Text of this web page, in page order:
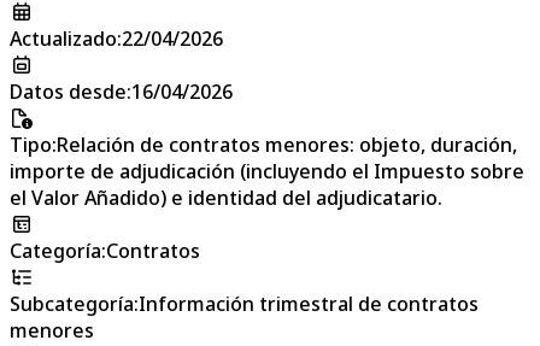
Actualizado:22/04/2026
Datos desde:16/04/2026
Tipo:Relación de contratos menores: objeto, duración,
importe de adjudicación (incluyendo el Impuesto sobre
el Valor Añadido) e identidad del adjudicatario.
Categoría:Contratos
Subcategoría:Información trimestral de contratos
menores